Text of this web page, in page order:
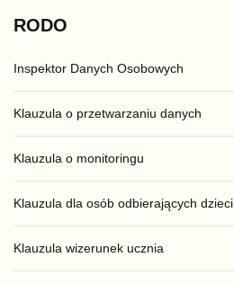
RODO
Inspektor Danych Osobowych
Klauzula o przetwarzaniu danych
Klauzula o monitoringu
Klauzula dla osób odbierających dzieci
Klauzula wizerunek ucznia